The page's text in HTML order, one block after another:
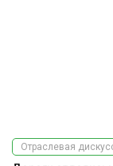
Отраслевая